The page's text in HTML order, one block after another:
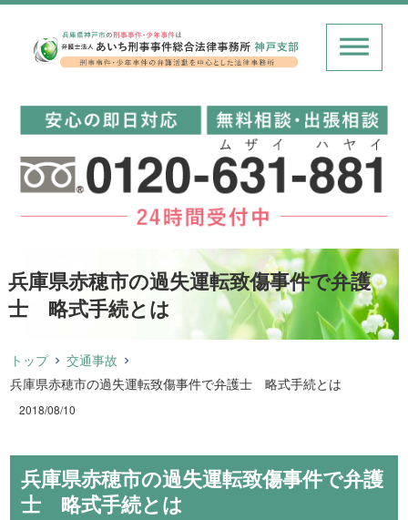
兵庫県赤穂市の過失運転致傷事件で弁護
士 略式手続とは
トップ
交通事故
兵庫県赤穂市の過失運転致傷事件で弁護士 略式手続とは
2018/08/10
兵庫県赤穂市の過失運転致傷事件で弁護
士 略式手続とは